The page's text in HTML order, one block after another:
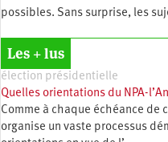
possibles. Sans surprise, les
Les + lus
élection présidentielle
Quelles orientations du NPA-
Comme à chaque échéance de
organise un vaste processus